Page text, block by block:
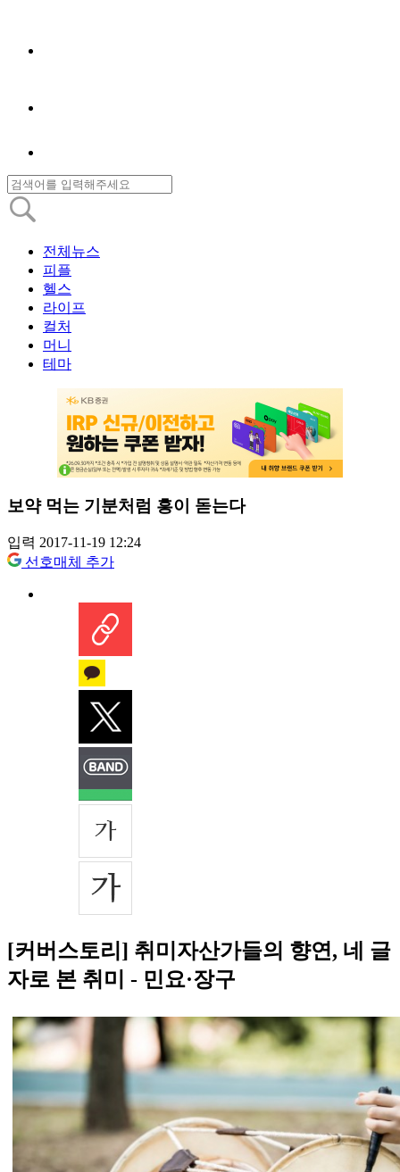
전체뉴스
피플
헬스
라이프
컬처
머니
테마
보약 먹는 기분처럼 흥이 돋는다
입력 2017-11-19 12:24
선호매체 추가
[커버스토리] 취미자산가들의 향연, 네 글
자로 본 취미 - 민요·장구